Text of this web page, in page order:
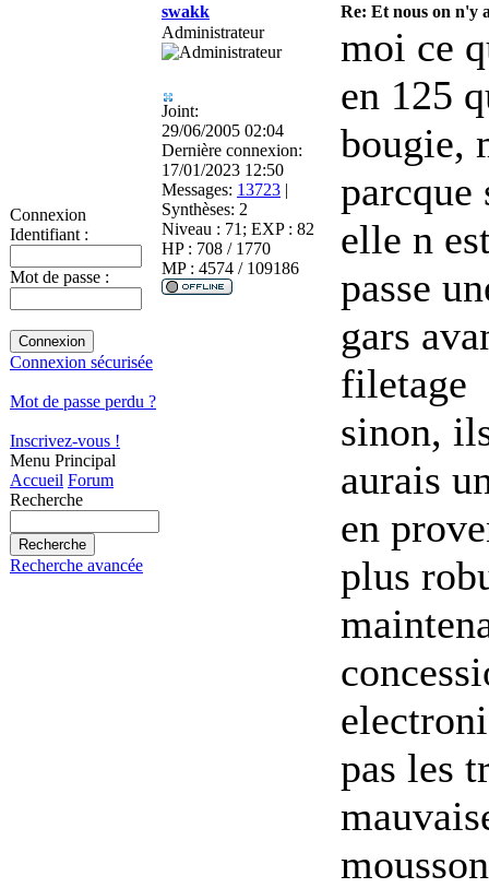
Connexion
Identifiant :
Mot de passe :
Connexion sécurisée
Mot de passe perdu ?
Inscrivez-vous !
Menu Principal
Accueil Forum
Recherche
Recherche avancée
swakk
Re: Et nous on n'y
Administrateur
Joint:
29/06/2005 02:04
Dernière connexion:
17/01/2023 12:50
Messages: 13723 |
Synthèses: 2
Niveau : 71; EXP : 82
HP : 708 / 1770
MP : 4574 / 109186
moi ce
en 125
bougie,
parcque
elle n
passe
gars
filetage
sinon,
aurais
en
plus
pas les
mousson